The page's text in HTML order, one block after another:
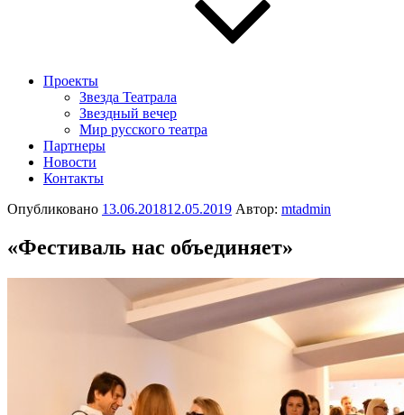
Проекты
Звезда Театрала
Звездный вечер
Мир русского театра
Партнеры
Новости
Контакты
Опубликовано 13.06.201812.05.2019 Автор: mtadmin
«Фестиваль нас объединяет»